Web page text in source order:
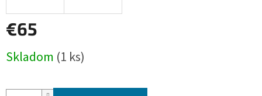
€65
cena:
Skladom (1 ks)